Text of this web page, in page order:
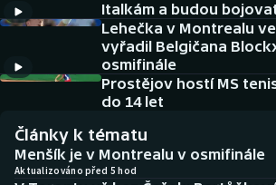
DALŠÍ SPORTY
Americký fotbal
Baseball a softbal
Basketbal
NEPŘEHLÉDNĚTE
Historické návraty
Italkám a budou
Lehečka v Montrealu
vyřadil Belgičana
osmifinále
Prostějov hostí MS
do 14 let
Články k tématu
Menšík je v Montrealu v osmifinále
Aktualizováno před 5 hod